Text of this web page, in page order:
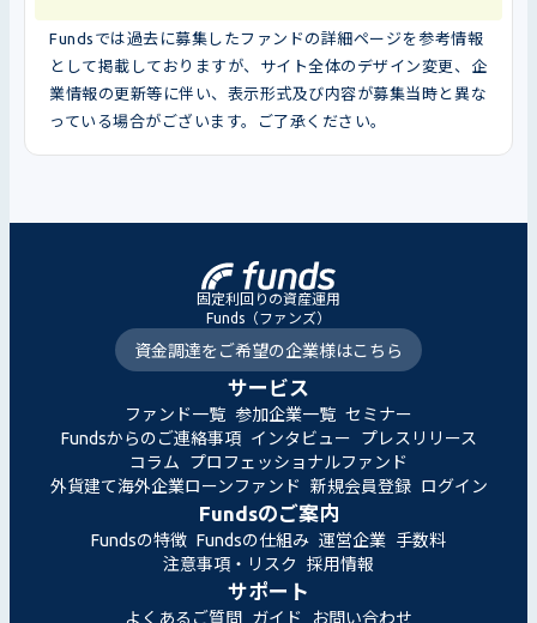
Fundsでは過去に募集したファンドの詳細ページを参考情報
として掲載しておりますが、サイト全体のデザイン変更、企
業情報の更新等に伴い、表示形式及び内容が募集当時と異な
っている場合がございます。ご了承ください。
固定利回りの資産運用
Funds（ファンズ）
資金調達をご希望の企業様はこちら
サービス
ファンド一覧 参加企業一覧 セミナー
Fundsからのご連絡事項 インタビュー
プレスリリース
コラム
プロフェッショナルファンド
外貨建て海外企業ローンファンド 新規会員登録 ログイン
Fundsのご案内
Fundsの特徴 Fundsの仕組み 運営企業 手数料
注意事項・リスク
採用情報
サポート
よくあるご質問 ガイド お問い合わせ